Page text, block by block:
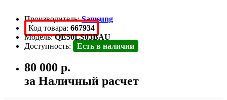
Производитель:Samsung
Код товара: 667934
Модель:QE50LS03BAU
Доступность:
Есть в наличии
80 000 р.
за Наличный расчет